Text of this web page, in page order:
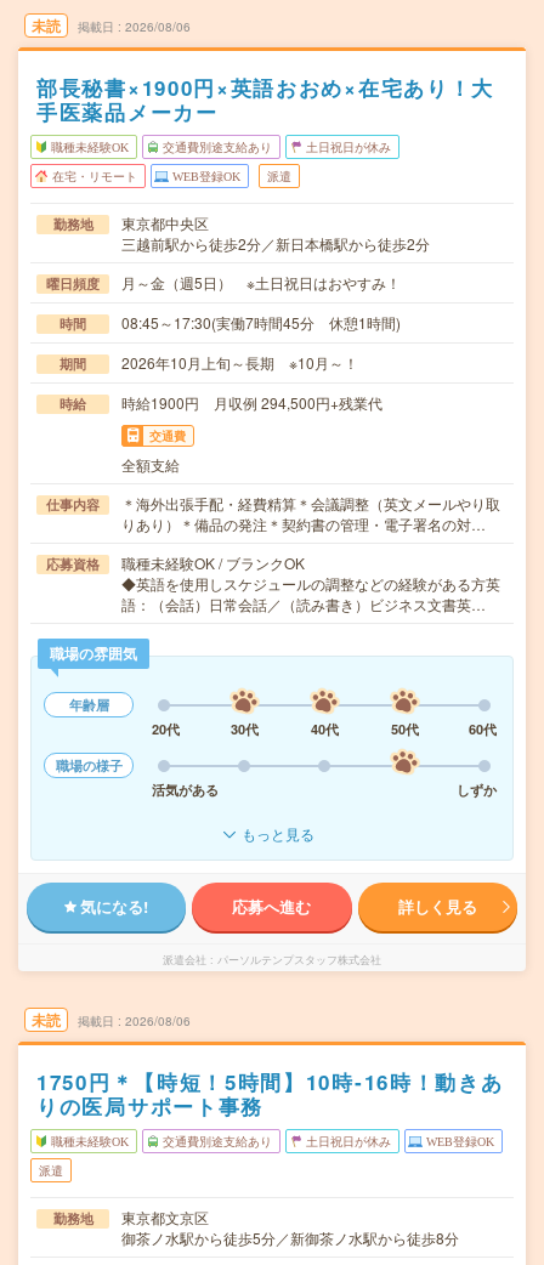
未読 掲載日 2026/08/06
部長秘書×1900円×英語おおめ×在宅あり！大
手医薬品メーカー
職種未経験OK 交通費別途支給あり 土日祝日が休み
在宅・リモート WEB登録OK 派遣
勤務地
東京都中央区
三越前駅から徒歩2分／新日本橋駅から徒歩2分
曜日頻度 月～金（週5日） ※土日祝日はおやすみ！
時間 08:45～17:30(実働7時間45分 休憩1時間)
期間 2026年10月上旬～長期 ※10月～！
時給 時給1900円 月収例 294,500円+残業代
交通費
全額支給
仕事内容
＊海外出張手配・経費精算＊会議調整（英文メールやり取
りあり）＊備品の発注＊契約書の管理・電子署名の対…
応募資格
職種未経験OK / ブランクOK
◆英語を使用しスケジュールの調整などの経験がある方英
語：（会話）日常会話／（読み書き）ビジネス文書英…
職場の雰囲気
年齢層
20代
30代 40代 50代
60代
職場の様子
活気がある
しずか
もっと見る
気になる! 応募へ進む 詳しく見る
派遣会社 パーソルテンプスタッフ株式会社
未読 掲載日 2026/08/06
1750円＊【時短！5時間】10時‐16時！動きあ
りの医局サポート事務
職種未経験OK 交通費別途支給あり 土日祝日が休み WEB登録OK
派遣
勤務地
東京都文京区
御茶ノ水駅から徒歩5分／新御茶ノ水駅から徒歩8分